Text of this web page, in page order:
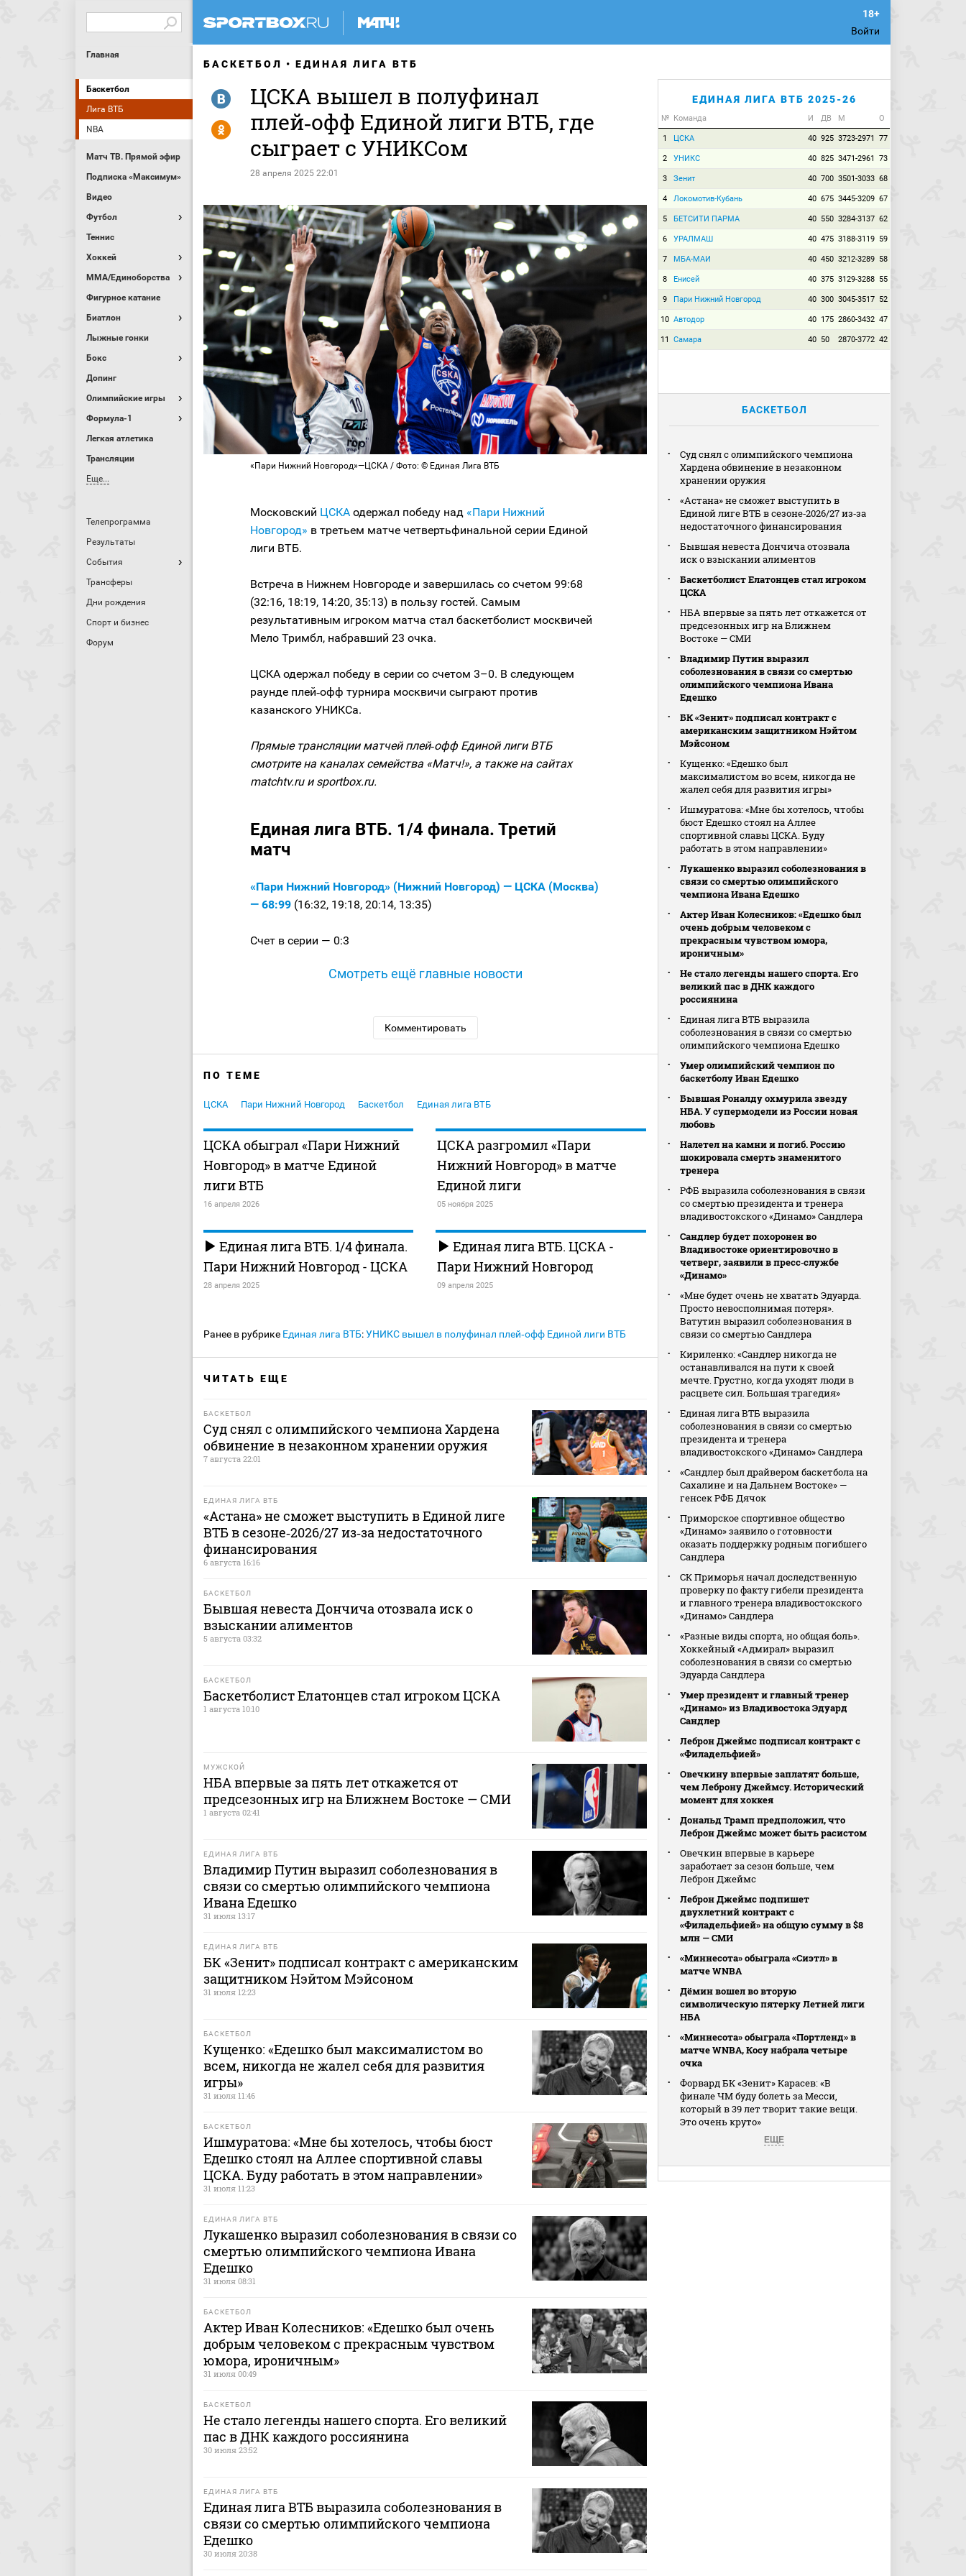
Войти
Главная
Баскетбол
Лига ВТБ
NBA
Матч ТВ. Прямой эфир
Подписка «Максимум»
Видео
Футбол
Теннис
Хоккей
MMA/Единоборства
Фигурное катание
Биатлон
Лыжные гонки
Бокс
Допинг
Олимпийские игры
Формула-1
Легкая атлетика
Трансляции
Еще...
Телепрограмма
Результаты
События
Трансферы
Дни рождения
Спорт и бизнес
Форум
БАСКЕТБОЛ ЕДИНАЯ ЛИГА ВТБ
ЦСКА вышел в полуфинал
плей‑офф Единой лиги ВТБ, где
сыграет с УНИКСом
28 апреля 2025 22:01
R
Y
«Пари Нижний Новгород»—ЦСКА / Фото: © Единая Лига ВТБ
Московский ЦСКА одержал победу над «Пари Нижний
Новгород» в третьем матче четвертьфинальной серии Единой
лиги ВТБ.
Встреча в Нижнем Новгороде и завершилась со счетом 99:68
(32:16, 18:19, 14:20, 35:13) в пользу гостей. Самым
результативным игроком матча стал баскетболист москвичей
Мело Тримбл, набравший 23 очка.
ЦСКА одержал победу в серии со счетом 3–0. В следующем
раунде плей‑офф турнира москвичи сыграют против
казанского УНИКСа.
Прямые трансляции матчей плей‑офф Единой лиги ВТБ
смотрите на каналах семейства «Матч!», а также на сайтах
matchtv.ru и sportbox.ru.
Единая лига ВТБ. 1/4 финала. Третий
матч
«Пари Нижний Новгород» (Нижний Новгород) — ЦСКА (Москва)
— 68:99 (16:32, 19:18, 20:14, 13:35)
Счет в серии — 0:3
Смотреть ещё главные новости
Комментировать
ПО ТЕМЕ
ЦСКА Пари Нижний Новгород Баскетбол Единая лига ВТБ
ЦСКА обыграл «Пари Нижний
Новгород» в матче Единой
лиги ВТБ
16 апреля 2026
ЦСКА разгромил «Пари
Нижний Новгород» в матче
Единой лиги
05 ноября 2025
Единая лига ВТБ. 1/4 финала.
Пари Нижний Новгород - ЦСКА
28 апреля 2025
Единая лига ВТБ. ЦСКА -
Пари Нижний Новгород
09 апреля 2025
Ранее в рубрике Единая лига ВТБ:УНИКС вышел в полуфинал плей‑офф Единой лиги ВТБ
ЧИТАТЬ ЕЩЕ
БАСКЕТБОЛ
Суд снял с олимпийского чемпиона Хардена
обвинение в незаконном хранении оружия
7 августа 22:01
ЕДИНАЯ ЛИГА ВТБ
«Астана» не сможет выступить в Единой лиге
ВТБ в сезоне‑2026/27 из‑за недостаточного
финансирования
6 августа 16:16
БАСКЕТБОЛ
Бывшая невеста Дончича отозвала иск о
взыскании алиментов
5 августа 03:32
БАСКЕТБОЛ
Баскетболист Елатонцев стал игроком ЦСКА
1 августа 10:10
МУЖСКОЙ
НБА впервые за пять лет откажется от
предсезонных игр на Ближнем Востоке — СМИ
1 августа 02:41
ЕДИНАЯ ЛИГА ВТБ
Владимир Путин выразил соболезнования в
связи со смертью олимпийского чемпиона
Ивана Едешко
31 июля 13:17
ЕДИНАЯ ЛИГА ВТБ
БК «Зенит» подписал контракт с американским
защитником Нэйтом Мэйсоном
31 июля 12:23
БАСКЕТБОЛ
Кущенко: «Едешко был максималистом во
всем, никогда не жалел себя для развития
игры»
31 июля 11:46
БАСКЕТБОЛ
Ишмуратова: «Мне бы хотелось, чтобы бюст
Едешко стоял на Аллее спортивной славы
ЦСКА. Буду работать в этом направлении»
31 июля 11:23
ЕДИНАЯ ЛИГА ВТБ
Лукашенко выразил соболезнования в связи со
смертью олимпийского чемпиона Ивана
Едешко
31 июля 08:31
БАСКЕТБОЛ
Актер Иван Колесников: «Едешко был очень
добрым человеком с прекрасным чувством
юмора, ироничным»
31 июля 00:49
БАСКЕТБОЛ
Не стало легенды нашего спорта. Его великий
пас в ДНК каждого россиянина
30 июля 23:52
ЕДИНАЯ ЛИГА ВТБ
Единая лига ВТБ выразила соболезнования в
связи со смертью олимпийского чемпиона
Едешко
30 июля 20:38
ЕДИНАЯ ЛИГА ВТБ 2025-26
№ Команда И ДВ М О
1 ЦСКА 40 925 3723-2971 77
2 УНИКС 40 825 3471-2961 73
3 Зенит 40 700 3501-3033 68
4 Локомотив-Кубань 40 675 3445-3209 67
5 БЕТСИТИ ПАРМА 40 550 3284-3137 62
6 УРАЛМАШ 40 475 3188-3119 59
7 МБА-МАИ 40 450 3212-3289 58
8 Енисей 40 375 3129-3288 55
9 Пари Нижний Новгород 40 300 3045-3517 52
10 Автодор 40 175 2860-3432 47
11 Самара 40 50 2870-3772 42
БАСКЕТБОЛ
Суд снял с олимпийского чемпиона
Хардена обвинение в незаконном
хранении оружия
«Астана» не сможет выступить в
Единой лиге ВТБ в сезоне‑2026/27 из‑за
недостаточного финансирования
Бывшая невеста Дончича отозвала
иск о взыскании алиментов
Баскетболист Елатонцев стал игроком
ЦСКА
НБА впервые за пять лет откажется от
предсезонных игр на Ближнем
Востоке — СМИ
Владимир Путин выразил
соболезнования в связи со смертью
олимпийского чемпиона Ивана
Едешко
БК «Зенит» подписал контракт с
американским защитником Нэйтом
Мэйсоном
Кущенко: «Едешко был
максималистом во всем, никогда не
жалел себя для развития игры»
Ишмуратова: «Мне бы хотелось, чтобы
бюст Едешко стоял на Аллее
спортивной славы ЦСКА. Буду
работать в этом направлении»
Лукашенко выразил соболезнования в
связи со смертью олимпийского
чемпиона Ивана Едешко
Актер Иван Колесников: «Едешко был
очень добрым человеком с
прекрасным чувством юмора,
ироничным»
Не стало легенды нашего спорта. Его
великий пас в ДНК каждого
россиянина
Единая лига ВТБ выразила
соболезнования в связи со смертью
олимпийского чемпиона Едешко
Умер олимпийский чемпион по
баскетболу Иван Едешко
Бывшая Роналду охмурила звезду
НБА. У супермодели из России новая
любовь
Налетел на камни и погиб. Россию
шокировала смерть знаменитого
тренера
РФБ выразила соболезнования в связи
со смертью президента и тренера
владивостокского «Динамо» Сандлера
Сандлер будет похоронен во
Владивостоке ориентировочно в
четверг, заявили в пресс‑службе
«Динамо»
«Мне будет очень не хватать Эдуарда.
Просто невосполнимая потеря».
Ватутин выразил соболезнования в
связи со смертью Сандлера
Кириленко: «Сандлер никогда не
останавливался на пути к своей
мечте. Грустно, когда уходят люди в
расцвете сил. Большая трагедия»
Единая лига ВТБ выразила
соболезнования в связи со смертью
президента и тренера
владивостокского «Динамо» Сандлера
«Сандлер был драйвером баскетбола на
Сахалине и на Дальнем Востоке» —
генсек РФБ Дячок
Приморское спортивное общество
«Динамо» заявило о готовности
оказать поддержку родным погибшего
Сандлера
СК Приморья начал доследственную
проверку по факту гибели президента
и главного тренера владивостокского
«Динамо» Сандлера
«Разные виды спорта, но общая боль».
Хоккейный «Адмирал» выразил
соболезнования в связи со смертью
Эдуарда Сандлера
Умер президент и главный тренер
«Динамо» из Владивостока Эдуард
Сандлер
Леброн Джеймс подписал контракт с
«Филадельфией»
Овечкину впервые заплатят больше,
чем Леброну Джеймсу. Исторический
момент для хоккея
Дональд Трамп предположил, что
Леброн Джеймс может быть расистом
Овечкин впервые в карьере
заработает за сезон больше, чем
Леброн Джеймс
Леброн Джеймс подпишет
двухлетний контракт с
«Филадельфией» на общую сумму в $8
млн — СМИ
«Миннесота» обыграла «Сиэтл» в
матче WNBA
Дёмин вошел во вторую
символическую пятерку Летней лиги
НБА
«Миннесота» обыграла «Портленд» в
матче WNBA, Косу набрала четыре
очка
Форвард БК «Зенит» Карасев: «В
финале ЧМ буду болеть за Месси,
который в 39 лет творит такие вещи.
Это очень круто»
ЕЩЕ